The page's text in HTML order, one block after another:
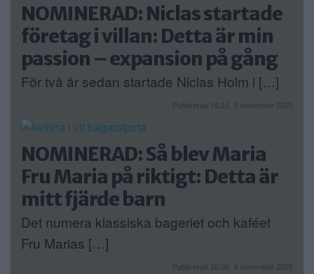
NOMINERAD: Niclas startade
företag i villan: Detta är min
passion – expansion på gång
För två år sedan startade Niclas Holm i […]
Publicerad 16:16, 5 november 2025
NOMINERAD: Så blev Maria
Fru Maria på riktigt: Detta är
mitt fjärde barn
Det numera klassiska bageriet och kaféet
Fru Marias […]
Publicerad 18:06, 4 november 2025